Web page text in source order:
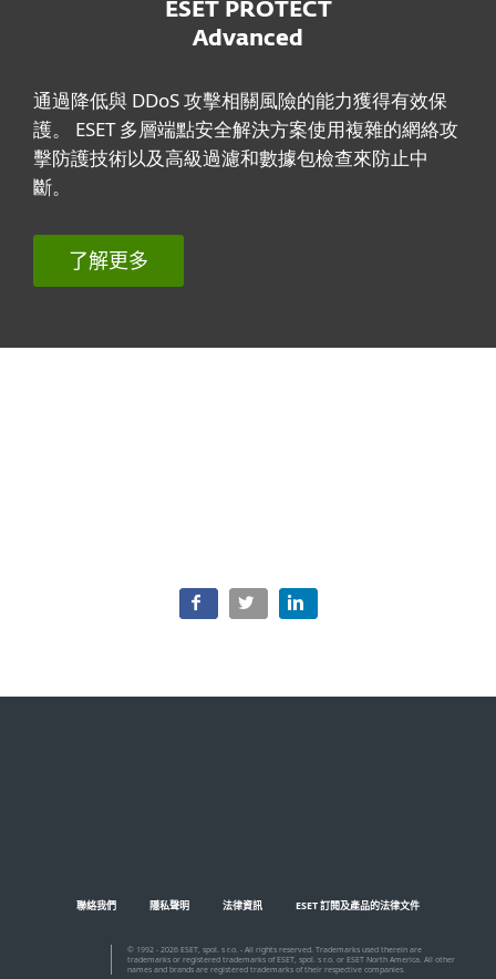
ESET PROTECT
Advanced
通過降低與 DDoS 攻擊相關風險的能力獲得有效保
護。 ESET 多層端點安全解決方案使用複雜的網絡攻
擊防護技術以及高級過濾和數據包檢查來防止中
斷。
了解更多
聯絡我們 隱私聲明 法律資訊 ESET 訂閱及產品的法律文件
© 1992 - 2026 ESET, spol. s r.o. - All rights reserved. Trademarks used therein are
trademarks or registered trademarks of ESET, spol. s r.o. or ESET North America. All other
names and brands are registered trademarks of their respective companies.